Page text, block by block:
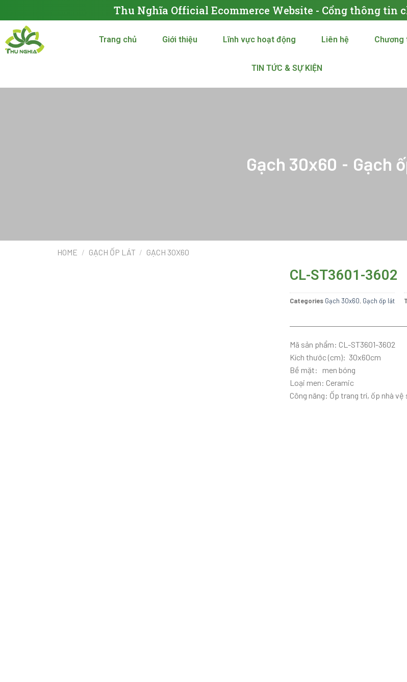
Thu Nghĩa Official Ecommerce Website - Cổng thông
Trang chủ Giới thiệu Lĩnh vực hoạt động Liên hệ Chương
TIN TỨC & SỰ KIỆN
Gạch 30x60 - Gạch
HOME / GẠCH ỐP LÁT / GẠCH 30X60
CL-ST3601-3602
Categories Gạch 30x60, Gạch ốp lát
Mã sản phẩm: CL-ST3601-3602
Kích thước (cm): 30x60cm
Bề mặt: men bóng
Loại men: Ceramic
Công năng: Ốp trang trí, ốp nhà vệ